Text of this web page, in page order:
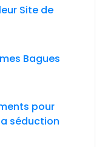
Site de
Bagues
pour
séduction